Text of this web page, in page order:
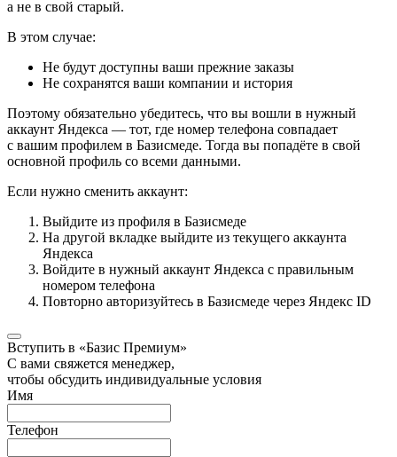
а не в свой старый.
В этом случае:
Не будут доступны ваши прежние заказы
Не сохранятся ваши компании и история
Поэтому обязательно убедитесь, что вы вошли в нужный
аккаунт Яндекса — тот, где номер телефона совпадает
с вашим профилем в Базисмеде. Тогда вы попадёте в свой
основной профиль со всеми данными.
Если нужно сменить аккаунт:
Выйдите из профиля в Базисмеде
На другой вкладке выйдите из текущего аккаунта
Яндекса
Войдите в нужный аккаунт Яндекса с правильным
номером телефона
Повторно авторизуйтесь в Базисмеде через Яндекс ID
Вступить в «Базис Премиум»
С вами свяжется менеджер,
чтобы обсудить индивидуальные условия
Имя
Телефон